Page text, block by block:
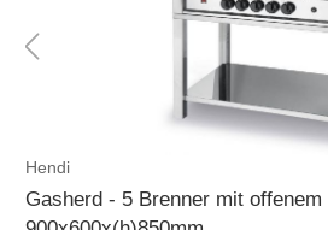
Hendi
Gasherd - 5 Brenner mit offenem